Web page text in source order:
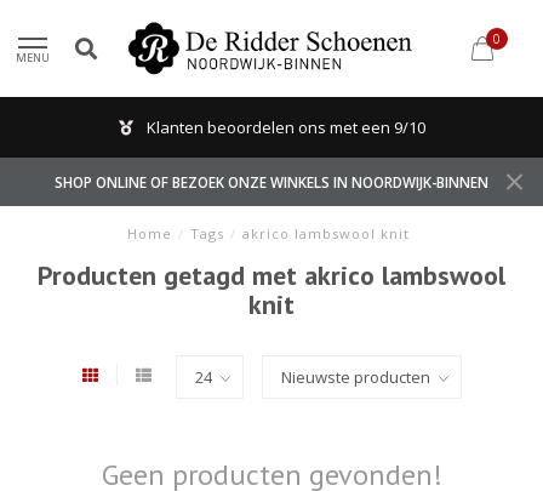
MENU
0
Klanten beoordelen ons met een 9/10
SHOP ONLINE OF BEZOEK ONZE WINKELS IN NOORDWIJK-BINNEN
Home / Tags / akrico lambswool knit
Producten getagd met akrico lambswool
knit
Geen producten gevonden!